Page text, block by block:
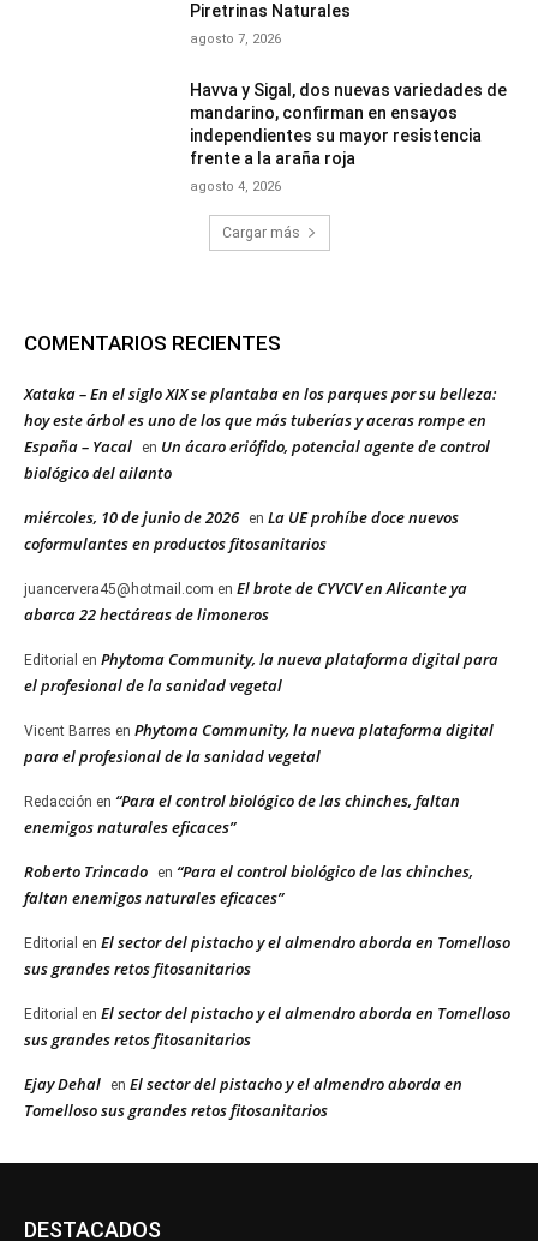
Piretrinas Naturales
agosto 7, 2026
Havva y Sigal, dos nuevas variedades de
mandarino, confirman en ensayos
independientes su mayor resistencia
frente a la araña roja
agosto 4, 2026
Cargar más
COMENTARIOS RECIENTES
Xataka – En el siglo XIX se plantaba en los parques por su belleza:
hoy este árbol es uno de los que más tuberías y aceras rompe en
España – Yacal
en Un ácaro eriófido, potencial agente de control
biológico del ailanto
miércoles, 10 de junio de 2026 en La UE prohíbe doce nuevos
coformulantes en productos fitosanitarios
juancervera45@hotmail.com en El brote de CYVCV en Alicante ya
abarca 22 hectáreas de limoneros
Editorial en Phytoma Community, la nueva plataforma digital para
el profesional de la sanidad vegetal
Vicent Barres en Phytoma Community, la nueva plataforma digital
para el profesional de la sanidad vegetal
Redacción en “Para el control biológico de las chinches, faltan
enemigos naturales eficaces”
Roberto Trincado en “Para el control biológico de las chinches,
faltan enemigos naturales eficaces”
Editorial en El sector del pistacho y el almendro aborda en Tomelloso
sus grandes retos fitosanitarios
Editorial en El sector del pistacho y el almendro aborda en Tomelloso
sus grandes retos fitosanitarios
Ejay Dehal en El sector del pistacho y el almendro aborda en
Tomelloso sus grandes retos fitosanitarios
DESTACADOS